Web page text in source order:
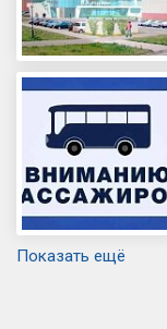
Показать ещё